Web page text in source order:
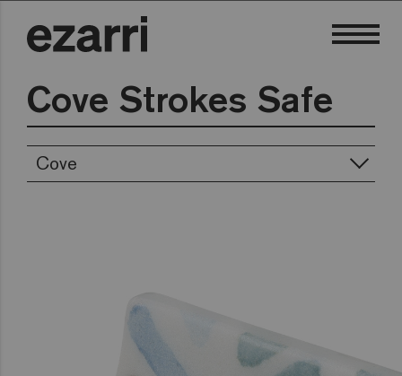
Cove Strokes Safe
Cove